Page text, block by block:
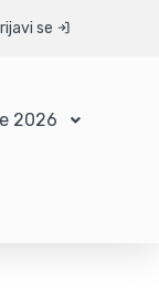
se
2026